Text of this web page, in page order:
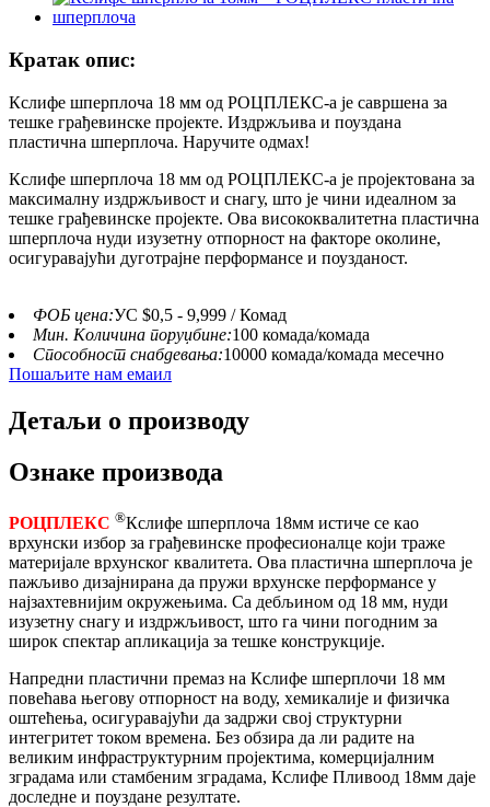
Кратак опис:
Кслифе шперплоча 18 мм од РОЦПЛЕКС-а је савршена за
тешке грађевинске пројекте. Издржљива и поуздана
пластична шперплоча. Наручите одмах!
Кслифе шперплоча 18 мм од РОЦПЛЕКС-а је пројектована за
максималну издржљивост и снагу, што је чини идеалном за
тешке грађевинске пројекте. Ова висококвалитетна пластична
шперплоча нуди изузетну отпорност на факторе околине,
осигуравајући дуготрајне перформансе и поузданост.
ФОБ цена:УС $0,5 - 9,999 / Комад
Мин. Количина поруџбине:100 комада/комада
Способност снабдевања:10000 комада/комада месечно
Пошаљите нам емаил
Детаљи о производу
Ознаке производа
РОЦПЛЕКС ®Кслифе шперплоча 18мм истиче се као
врхунски избор за грађевинске професионалце који траже
материјале врхунског квалитета. Ова пластична шперплоча је
пажљиво дизајнирана да пружи врхунске перформансе у
најзахтевнијим окружењима. Са дебљином од 18 мм, нуди
изузетну снагу и издржљивост, што га чини погодним за
широк спектар апликација за тешке конструкције.
Напредни пластични премаз на Кслифе шперплочи 18 мм
повећава његову отпорност на воду, хемикалије и физичка
оштећења, осигуравајући да задржи свој структурни
интегритет током времена. Без обзира да ли радите на
великим инфраструктурним пројектима, комерцијалним
зградама или стамбеним зградама, Кслифе Пливоод 18мм даје
доследне и поуздане резултате.